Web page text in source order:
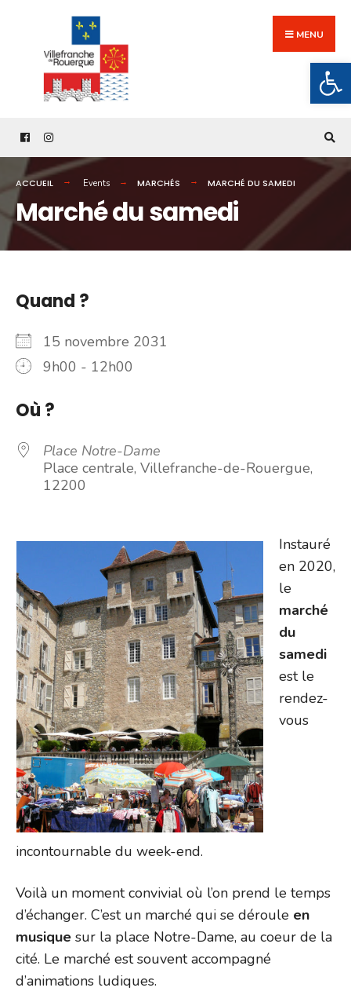
content
MENU
ACCUEIL Events MARCHÉS MARCHÉ DU SAMEDI
Marché du samedi
Quand ?
15 novembre 2031
9h00 - 12h00
Où ?
Place Notre-Dame
Place centrale, Villefranche-de-Rouergue,
12200
Instauré
en 2020,
le
marché
du
samedi
est le
rendez-
vous
incontournable du week-end.
Voilà un moment convivial où l’on prend le temps
d’échanger. C’est un marché qui se déroule en
musique sur la place Notre-Dame, au coeur de la
cité. Le marché est souvent accompagné
d’animations ludiques.